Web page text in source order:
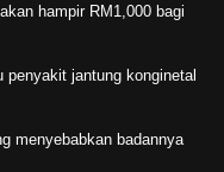
hampir RM1,000 bagi
jantung konginetal
menyebabkan badannya